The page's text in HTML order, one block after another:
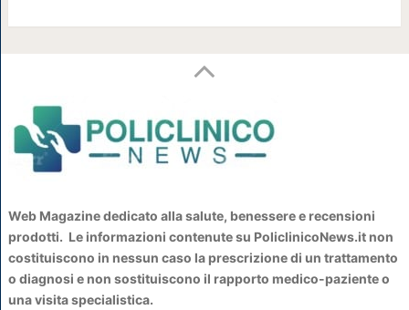
Web Magazine dedicato alla salute, benessere e recensioni
prodotti. Le informazioni contenute su PoliclinicoNews.it non
costituiscono in nessun caso la prescrizione di un trattamento
o diagnosi e non sostituiscono il rapporto medico-paziente o
una visita specialistica.